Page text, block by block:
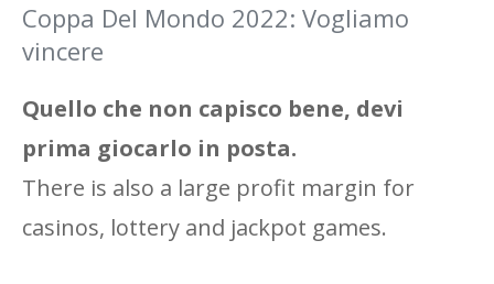
Coppa Del Mondo 2022: Vogliamo
vincere
Quello che non capisco bene, devi
prima giocarlo in posta.
There is also a large profit margin for
casinos, lottery and jackpot games.